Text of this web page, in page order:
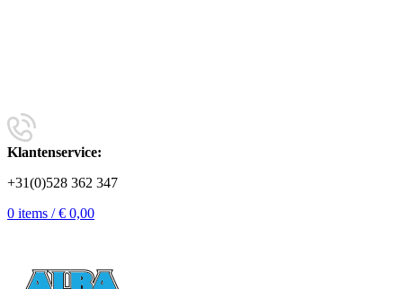
Klantenservice:
+31(0)528 362 347
0 items / € 0,00